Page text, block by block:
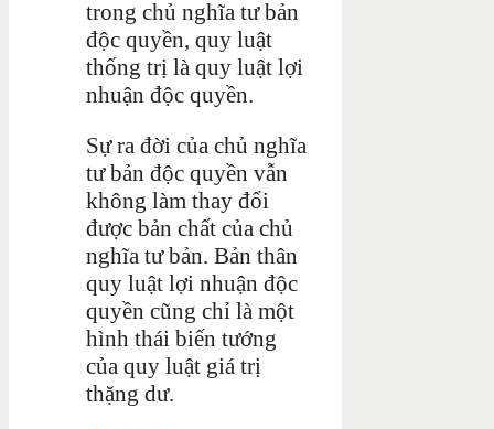
trong chủ nghĩa tư bản
độc quyền, quy luật
thống trị là quy luật lợi
nhuận độc quyền.
Sự ra đời của chủ nghĩa
tư bản độc quyền vẫn
không làm thay đổi
được bản chất của chủ
nghĩa tư bản. Bản thân
quy luật lợi nhuận độc
quyền cũng chỉ là một
hình thái biến tướng
của quy luật giá trị
thặng dư.